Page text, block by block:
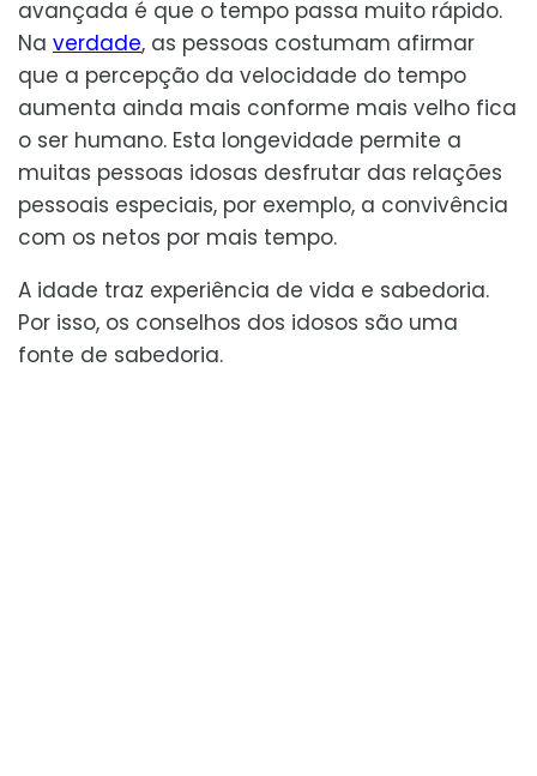
avançada é que o tempo passa muito rápido.
Na verdade, as pessoas costumam afirmar
que a percepção da velocidade do tempo
aumenta ainda mais conforme mais velho fica
o ser humano. Esta longevidade permite a
muitas pessoas idosas desfrutar das relações
pessoais especiais, por exemplo, a convivência
com os netos por mais tempo.
A idade traz experiência de vida e sabedoria.
Por isso, os conselhos dos idosos são uma
fonte de sabedoria.